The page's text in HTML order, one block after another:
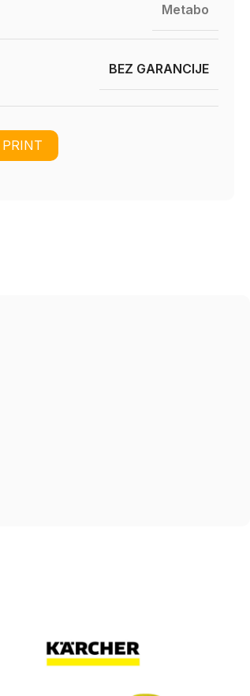
Metabo
BEZ GARANCIJE
PRINT